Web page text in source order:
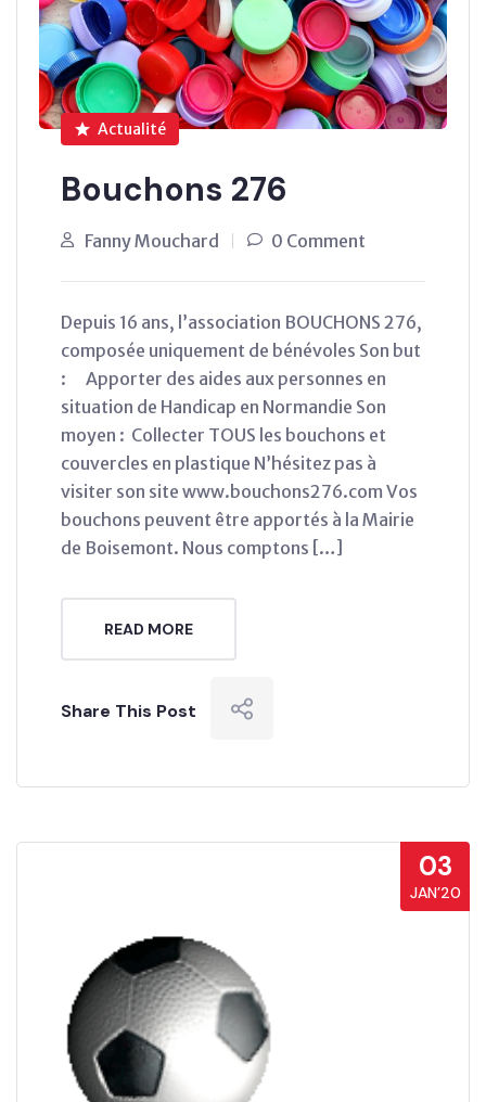
Actualité
Bouchons 276
Fanny Mouchard 0 Comment
Depuis 16 ans, l’association BOUCHONS 276,
composée uniquement de bénévoles Son but
: Apporter des aides aux personnes en
situation de Handicap en Normandie Son
moyen : Collecter TOUS les bouchons et
couvercles en plastique N’hésitez pas à
visiter son site www.bouchons276.com Vos
bouchons peuvent être apportés à la Mairie
de Boisemont. Nous comptons […]
READ MORE
Share This Post
03
JAN’20